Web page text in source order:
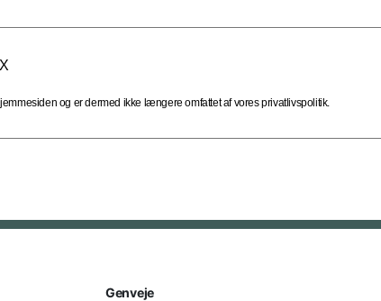
og er dermed ikke længere omfattet af vores privatlivspolitik.
Genveje